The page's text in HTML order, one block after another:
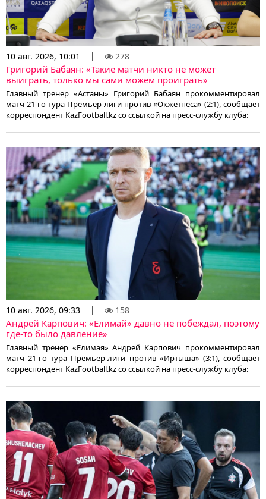
10 авг. 2026, 10:01 278
Григорий Бабаян: «Такие матчи никто не может
выиграть, только мы сами можем проиграть»
Главный тренер «Астаны» Григорий Бабаян прокомментировал
матч 21-го тура Премьер-лиги против «Окжетпеса» (2:1), сообщает
корреспондент KazFootball.kz со ссылкой на пресс-службу клуба:
10 авг. 2026, 09:33 158
Андрей Карпович: «Елимай» давно не побеждал, поэтому
где-то было давление»
Главный тренер «Елимая» Андрей Карпович прокомментировал
матч 21-го тура Премьер-лиги против «Иртыша» (3:1), сообщает
корреспондент KazFootball.kz со ссылкой на пресс-службу клуба: